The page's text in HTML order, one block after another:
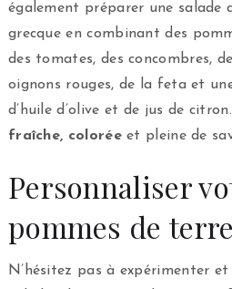
également préparer une salade
grecque en combinant des
des tomates, des concombres,
oignons rouges, de la feta et
d’huile d’olive et de jus de citron.
fraîche, coloréeet pleine de
Personnaliser
pommes de terre
N’hésitez pas à expérimenter